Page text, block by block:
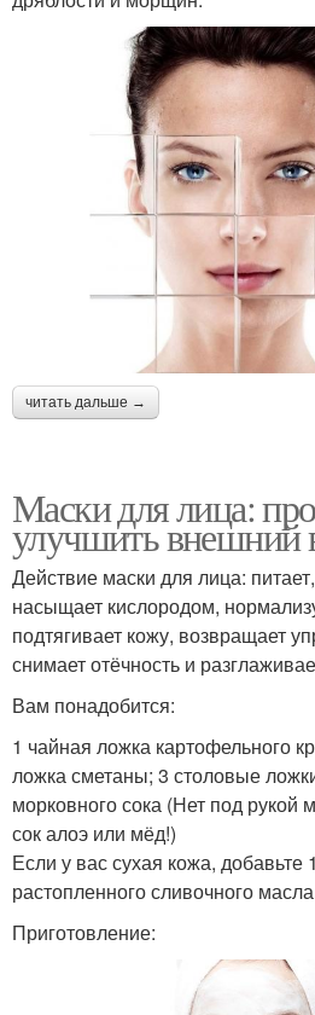
читать дальше →
Маски для лица:
улучшить внешний
Действие маски для лица:
насыщает кислородом,
подтягивает кожу, возвращает
снимает отёчность и
Вам понадобится:
1 чайная ложка картофельного
ложка сметаны; 3 столовые
морковного сока (Нет под рукой
сок алоэ или мёд!)
Если у вас сухая кожа, добавьте
растопленного сливочного
Приготовление: